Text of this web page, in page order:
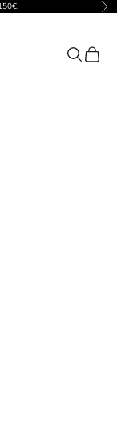
Pesquisar